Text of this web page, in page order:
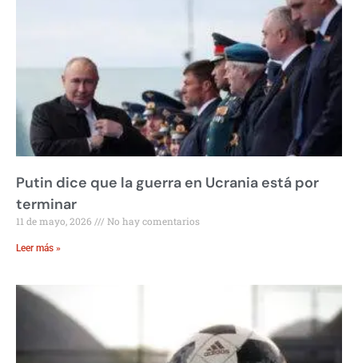
Putin dice que la guerra en Ucrania está por
terminar
11 de mayo, 2026 No hay comentarios
Leer más »